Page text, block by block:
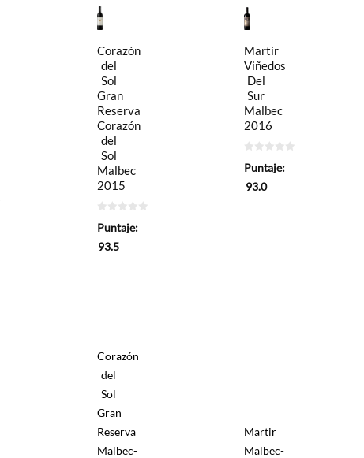
Corazón
del
Sol
Gran
Reserva
Corazón
del
Sol
Malbec
2015
de
Puntaje:
93.5
Corazón
del
Sol
Gran
Reserva
Malbec-
Martir
Viñedos
Del
Sur
Malbec
2016
de
Puntaje:
93.0
Martir
Malbec-